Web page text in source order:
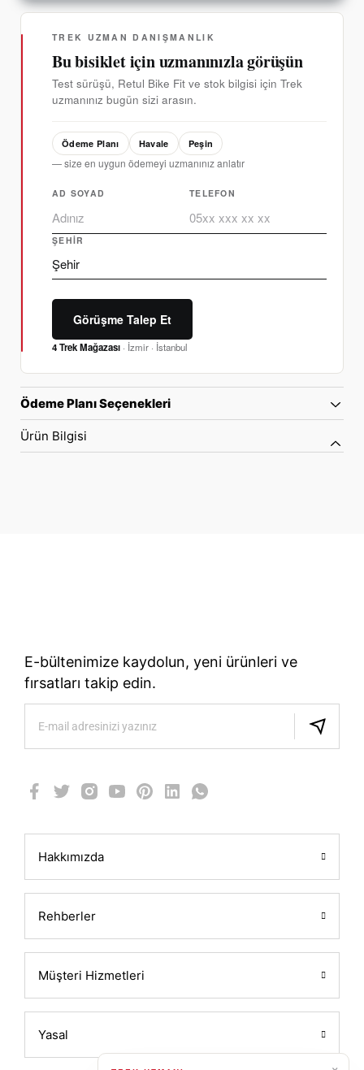
TREK UZMAN DANIŞMANLIK
Bu bisiklet için uzmanınızla görüşün
Test sürüşü, Retul Bike Fit ve stok bilgisi için Trek
uzmanınız bugün sizi arasın.
Ödeme Planı Havale Peşin
— size en uygun ödemeyi uzmanınız anlatır
AD SOYAD TELEFON
ŞEHIR
Görüşme Talep Et
4 Trek Mağazası · İzmir · İstanbul
Ödeme Planı Seçenekleri
Ürün Bilgisi
E-bültenimize kaydolun, yeni ürünleri ve
fırsatları takip edin.
Hakkımızda
Rehberler
Müşteri Hizmetleri
Yasal